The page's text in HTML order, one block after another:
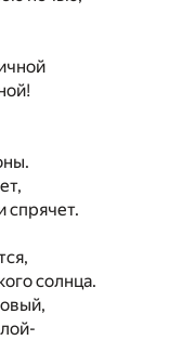
спрячет.
солнца.